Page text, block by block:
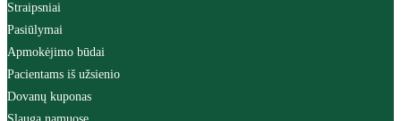
Straipsniai
Pasiūlymai
Apmokėjimo būdai
Pacientams iš užsienio
Dovanų kuponas